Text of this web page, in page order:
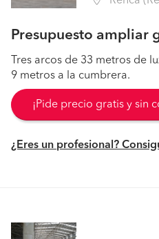
Presupuesto ampliar
Tres arcos de 33 metros de
9 metros a la cumbrera.
¡Pide precio gratis y sin
¿Eres un profesional?